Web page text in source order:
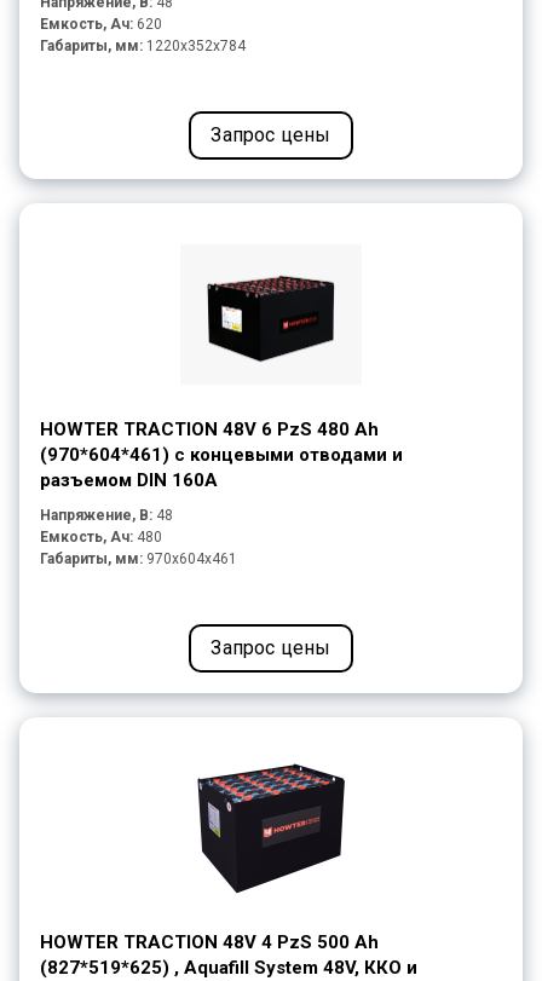
Емкость, Ач: 620
Габариты, мм: 1220x352x784
Запрос цены
HOWTER TRACTION 48V 6 PzS 480 Ah
(970*604*461) с концевыми отводами и
разъемом DIN 160A
Напряжение, В: 48
Емкость, Ач: 480
Габариты, мм: 970x604x461
Запрос цены
HOWTER TRACTION 48V 4 PzS 500 Ah
(827*519*625) , Aquafill System 48V, ККО и